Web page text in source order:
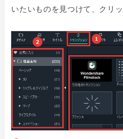
いたいものを見つけて、クリ